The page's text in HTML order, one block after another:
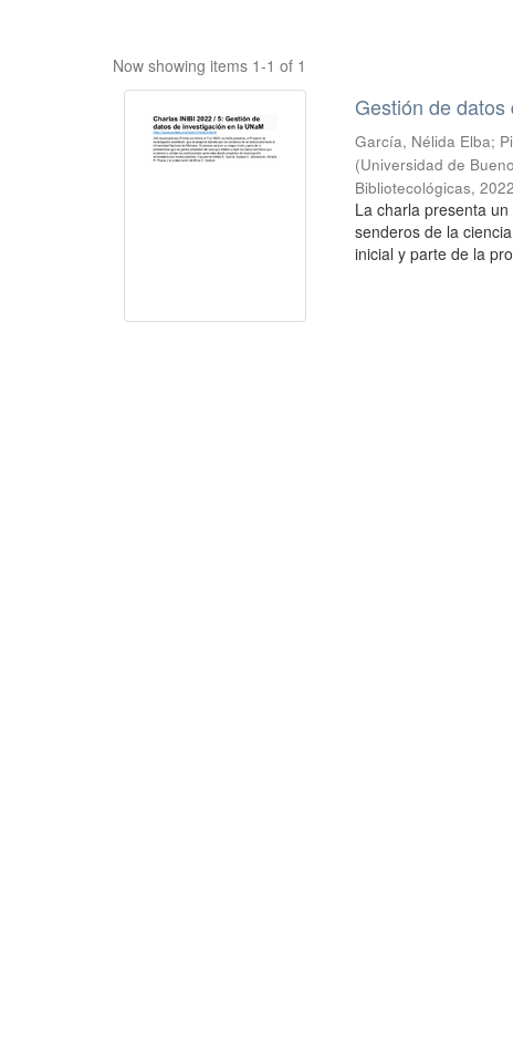
Now showing items 1-1 of 1
Gestión de
García, Nélida Elba;
(Universidad de
Bibliotecológicas,
La charla presenta
senderos de la
inicial y parte de la